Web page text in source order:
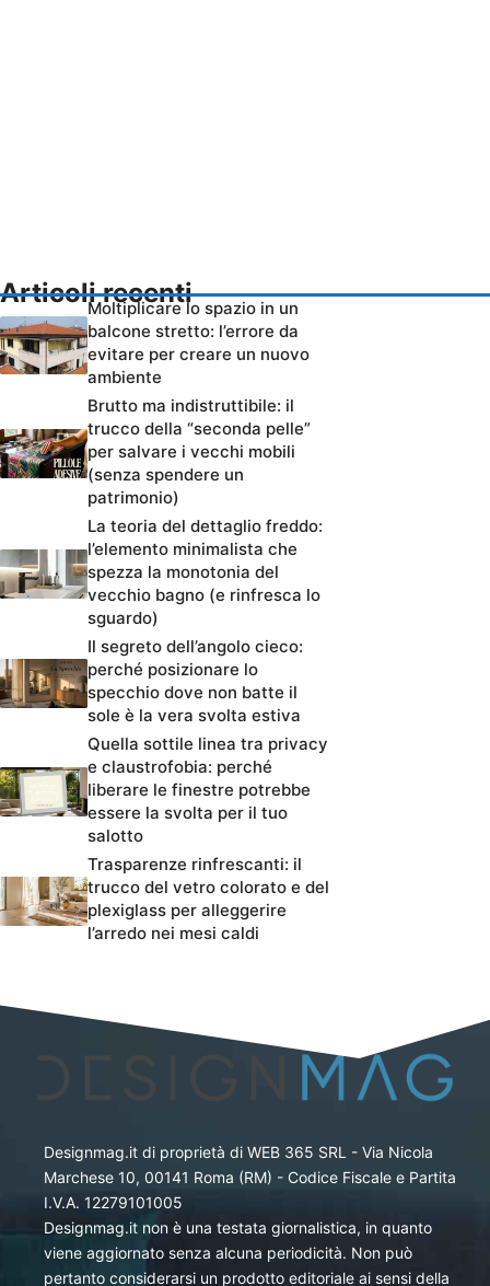
Articoli recenti
Moltiplicare lo spazio in un
balcone stretto: l’errore da
evitare per creare un nuovo
ambiente
Brutto ma indistruttibile: il
trucco della “seconda pelle”
per salvare i vecchi mobili
(senza spendere un
patrimonio)
La teoria del dettaglio freddo:
l’elemento minimalista che
spezza la monotonia del
vecchio bagno (e rinfresca lo
sguardo)
Il segreto dell’angolo cieco:
perché posizionare lo
specchio dove non batte il
sole è la vera svolta estiva
Quella sottile linea tra privacy
e claustrofobia: perché
liberare le finestre potrebbe
essere la svolta per il tuo
salotto
Trasparenze rinfrescanti: il
trucco del vetro colorato e del
plexiglass per alleggerire
l’arredo nei mesi caldi
Designmag.it di proprietà di WEB 365 SRL - Via Nicola
Marchese 10, 00141 Roma (RM) - Codice Fiscale e Partita
I.V.A. 12279101005
Designmag.it non è una testata giornalistica, in quanto
viene aggiornato senza alcuna periodicità. Non può
pertanto considerarsi un prodotto editoriale ai sensi della